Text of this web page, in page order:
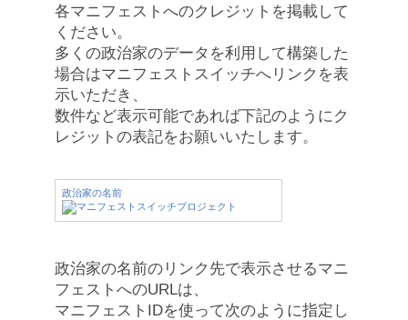
各マニフェストへのクレジットを掲載して
ください。
多くの政治家のデータを利用して構築した
場合はマニフェストスイッチへリンクを表
示いただき、
数件など表示可能であれば下記のようにク
レジットの表記をお願いいたします。
政治家の名前
政治家の名前のリンク先で表示させるマニ
フェストへのURLは、
マニフェストIDを使って次のように指定し